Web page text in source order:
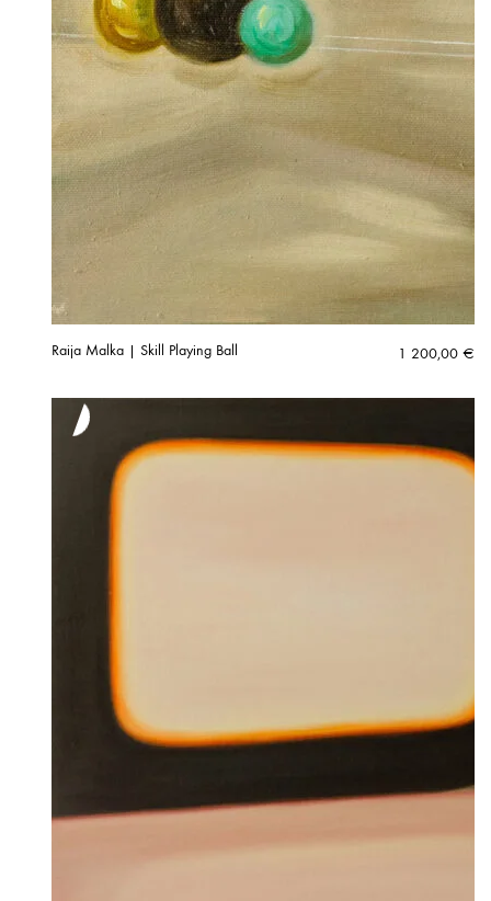
Raija Malka | Skill Playing Ball 1 200,00 €